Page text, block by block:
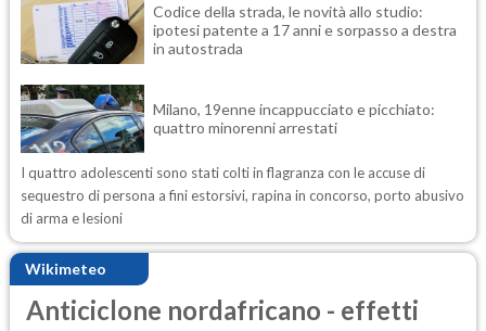
Codice della strada, le novità allo studio:
ipotesi patente a 17 anni e sorpasso a destra
in autostrada
Milano, 19enne incappucciato e picchiato:
quattro minorenni arrestati
I quattro adolescenti sono stati colti in flagranza con le accuse di
sequestro di persona a fini estorsivi, rapina in concorso, porto abusivo
di arma e lesioni
Wikimeteo
Anticiclone nordafricano - effetti